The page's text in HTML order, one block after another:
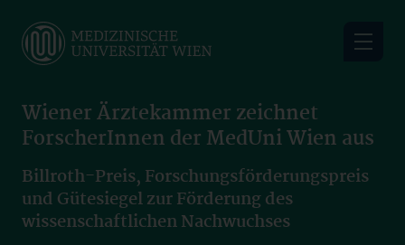
main
Wiener Ärztekammer zeichnet
ForscherInnen der MedUni Wien aus
Billroth-Preis, Forschungsförderungspreis
und Gütesiegel zur Förderung des
wissenschaftlichen Nachwuchses